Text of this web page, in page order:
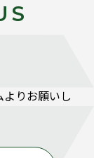
りお願いし